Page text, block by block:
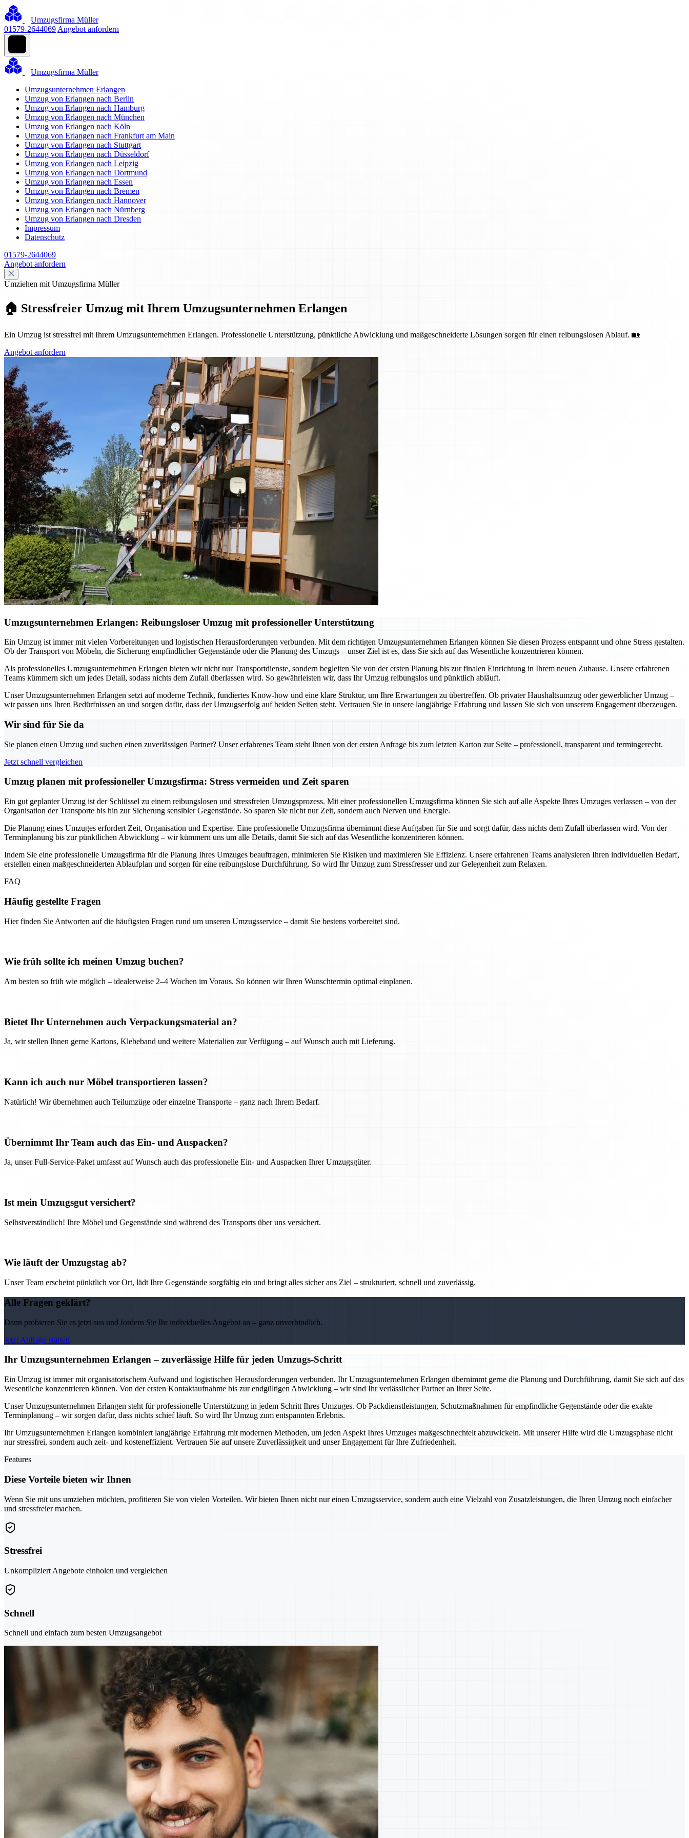
Umzugsfirma Müller
01579-2644069 Angebot anfordern
Umzugsfirma Müller
Umzugsunternehmen Erlangen
Umzug von Erlangen nach Berlin
Umzug von Erlangen nach Hamburg
Umzug von Erlangen nach München
Umzug von Erlangen nach Köln
Umzug von Erlangen nach Frankfurt am Main
Umzug von Erlangen nach Stuttgart
Umzug von Erlangen nach Düsseldorf
Umzug von Erlangen nach Leipzig
Umzug von Erlangen nach Dortmund
Umzug von Erlangen nach Essen
Umzug von Erlangen nach Bremen
Umzug von Erlangen nach Hannover
Umzug von Erlangen nach Nürnberg
Umzug von Erlangen nach Dresden
Impressum
Datenschutz
01579-2644069
Angebot anfordern
Umziehen mit Umzugsfirma Müller
🏠 Stressfreier Umzug mit Ihrem Umzugsunternehmen Erlangen
Ein Umzug ist stressfrei mit Ihrem Umzugsunternehmen Erlangen. Professionelle Unterstützung, pünktliche Abwicklung und maßgeschneiderte Lösungen sorgen für einen reibungslosen Ablauf. 🏡
Angebot anfordern
Umzugsunternehmen Erlangen: Reibungsloser Umzug mit professioneller Unterstützung
Ein Umzug ist immer mit vielen Vorbereitungen und logistischen Herausforderungen verbunden. Mit dem richtigen Umzugsunternehmen Erlangen können Sie diesen Prozess entspannt und ohne Stress gestalten.
Ob der Transport von Möbeln, die Sicherung empfindlicher Gegenstände oder die Planung des Umzugs – unser Ziel ist es, dass Sie sich auf das Wesentliche konzentrieren können.
Als professionelles Umzugsunternehmen Erlangen bieten wir nicht nur Transportdienste, sondern begleiten Sie von der ersten Planung bis zur finalen Einrichtung in Ihrem neuen Zuhause. Unsere erfahrenen
Teams kümmern sich um jedes Detail, sodass nichts dem Zufall überlassen wird. So gewährleisten wir, dass Ihr Umzug reibungslos und pünktlich abläuft.
Unser Umzugsunternehmen Erlangen setzt auf moderne Technik, fundiertes Know-how und eine klare Struktur, um Ihre Erwartungen zu übertreffen. Ob privater Haushaltsumzug oder gewerblicher Umzug –
wir passen uns Ihren Bedürfnissen an und sorgen dafür, dass der Umzugserfolg auf beiden Seiten steht. Vertrauen Sie in unsere langjährige Erfahrung und lassen Sie sich von unserem Engagement überzeugen.
Wir sind für Sie da
Sie planen einen Umzug und suchen einen zuverlässigen Partner? Unser erfahrenes Team steht Ihnen von der ersten Anfrage bis zum letzten Karton zur Seite – professionell, transparent und termingerecht.
Jetzt schnell vergleichen
Umzug planen mit professioneller Umzugsfirma: Stress vermeiden und Zeit sparen
Ein gut geplanter Umzug ist der Schlüssel zu einem reibungslosen und stressfreien Umzugsprozess. Mit einer professionellen Umzugsfirma können Sie sich auf alle Aspekte Ihres Umzuges verlassen – von der
Organisation der Transporte bis hin zur Sicherung sensibler Gegenstände. So sparen Sie nicht nur Zeit, sondern auch Nerven und Energie.
Die Planung eines Umzuges erfordert Zeit, Organisation und Expertise. Eine professionelle Umzugsfirma übernimmt diese Aufgaben für Sie und sorgt dafür, dass nichts dem Zufall überlassen wird. Von der
Terminplanung bis zur pünktlichen Abwicklung – wir kümmern uns um alle Details, damit Sie sich auf das Wesentliche konzentrieren können.
Indem Sie eine professionelle Umzugsfirma für die Planung Ihres Umzuges beauftragen, minimieren Sie Risiken und maximieren Sie Effizienz. Unsere erfahrenen Teams analysieren Ihren individuellen Bedarf,
erstellen einen maßgeschneiderten Ablaufplan und sorgen für eine reibungslose Durchführung. So wird Ihr Umzug zum Stressfresser und zur Gelegenheit zum Relaxen.
FAQ
Häufig gestellte Fragen
Hier finden Sie Antworten auf die häufigsten Fragen rund um unseren Umzugsservice – damit Sie bestens vorbereitet sind.
Wie früh sollte ich meinen Umzug buchen?
Am besten so früh wie möglich – idealerweise 2–4 Wochen im Voraus. So können wir Ihren Wunschtermin optimal einplanen.
Bietet Ihr Unternehmen auch Verpackungsmaterial an?
Ja, wir stellen Ihnen gerne Kartons, Klebeband und weitere Materialien zur Verfügung – auf Wunsch auch mit Lieferung.
Kann ich auch nur Möbel transportieren lassen?
Natürlich! Wir übernehmen auch Teilumzüge oder einzelne Transporte – ganz nach Ihrem Bedarf.
Übernimmt Ihr Team auch das Ein- und Auspacken?
Ja, unser Full-Service-Paket umfasst auf Wunsch auch das professionelle Ein- und Auspacken Ihrer Umzugsgüter.
Ist mein Umzugsgut versichert?
Selbstverständlich! Ihre Möbel und Gegenstände sind während des Transports über uns versichert.
Wie läuft der Umzugstag ab?
Unser Team erscheint pünktlich vor Ort, lädt Ihre Gegenstände sorgfältig ein und bringt alles sicher ans Ziel – strukturiert, schnell und zuverlässig.
Alle Fragen geklärt?
Dann probieren Sie es jetzt aus und fordern Sie Ihr individuelles Angebot an – ganz unverbindlich.
Jetzt Anfrage starten
Ihr Umzugsunternehmen Erlangen – zuverlässige Hilfe für jeden Umzugs-Schritt
Ein Umzug ist immer mit organisatorischem Aufwand und logistischen Herausforderungen verbunden. Ihr Umzugsunternehmen Erlangen übernimmt gerne die Planung und Durchführung, damit Sie sich auf das
Wesentliche konzentrieren können. Von der ersten Kontaktaufnahme bis zur endgültigen Abwicklung – wir sind Ihr verlässlicher Partner an Ihrer Seite.
Unser Umzugsunternehmen Erlangen steht für professionelle Unterstützung in jedem Schritt Ihres Umzuges. Ob Packdienstleistungen, Schutzmaßnahmen für empfindliche Gegenstände oder die exakte
Terminplanung – wir sorgen dafür, dass nichts schief läuft. So wird Ihr Umzug zum entspannten Erlebnis.
Ihr Umzugsunternehmen Erlangen kombiniert langjährige Erfahrung mit modernen Methoden, um jeden Aspekt Ihres Umzuges maßgeschnechtelt abzuwickeln. Mit unserer Hilfe wird die Umzugsphase nicht
nur stressfrei, sondern auch zeit- und kosteneffizient. Vertrauen Sie auf unsere Zuverlässigkeit und unser Engagement für Ihre Zufriedenheit.
Features
Diese Vorteile bieten wir Ihnen
Wenn Sie mit uns umziehen möchten, profitieren Sie von vielen Vorteilen. Wir bieten Ihnen nicht nur einen Umzugsservice, sondern auch eine Vielzahl von Zusatzleistungen, die Ihren Umzug noch einfacher
und stressfreier machen.
Stressfrei
Unkompliziert Angebote einholen und vergleichen
Schnell
Schnell und einfach zum besten Umzugsangebot